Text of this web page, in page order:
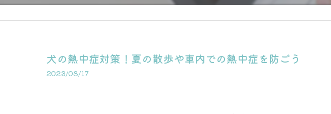
犬の熱中症対策！夏の散歩や車内での熱中症を防ごう
2023/08/17